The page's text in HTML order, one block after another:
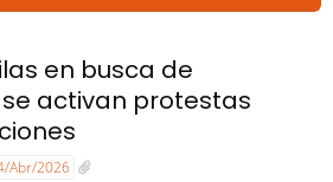
en busca de
activan protestas
Abr/2026